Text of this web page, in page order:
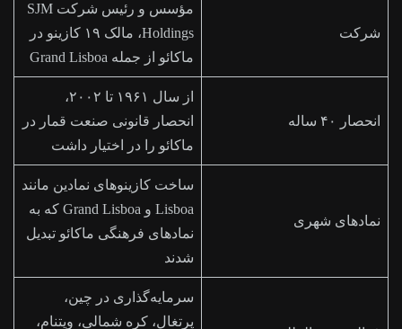
شرکت
مؤسس و رئیس شرکت SJM
Holdings، مالک ۱۹ کازینو در
ماکائو از جمله Grand Lisboa
انحصار ۴۰ ساله
از سال ۱۹۶۱ تا ۲۰۰۲،
انحصار قانونی صنعت قمار در
ماکائو را در اختیار داشت
نمادهای شهری
ساخت کازینوهای نمادین مانند
Lisboa و Grand Lisboa که به
نمادهای فرهنگی ماکائو تبدیل
شدند
سرمایه‌گذاری در چین،
پرتغال، کره شمالی، ویتنام،